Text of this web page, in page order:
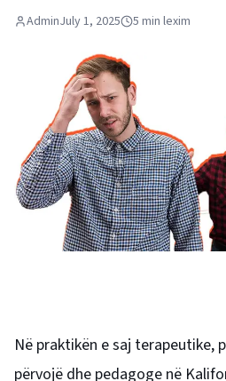
AdminJuly 1, 2025 5 min lexim
Në praktikën e saj terapeutike,
përvojë dhe pedagoge në